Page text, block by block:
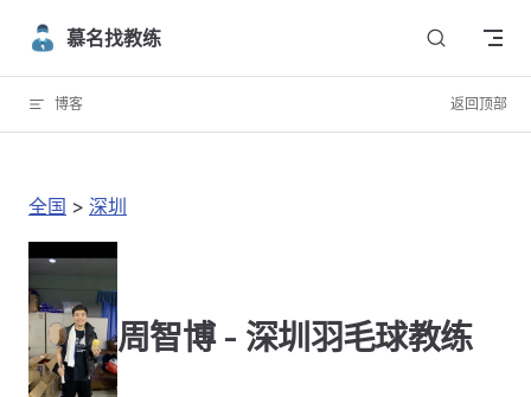
Skip to content
慕名找教练
博客 返回顶部
全国 > 深圳
周智博 - 深圳羽毛球教练